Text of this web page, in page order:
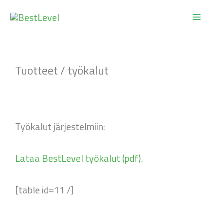
sisältöön
Tuotteet / työkalut
Työkalut järjestelmiin:
Lataa BestLevel työkalut (pdf).
[table id=11 /]